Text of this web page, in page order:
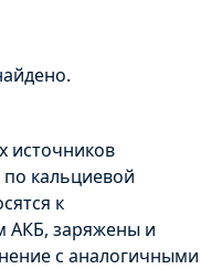
источников
кальциевой
к
АКБ, заряжены и
с аналогичными